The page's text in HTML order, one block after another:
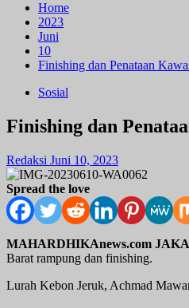
Home
2023
Juni
10
Finishing dan Penataan
Sosial
Finishing dan
Redaksi Juni 10, 2023
Spread the love
MAHARDHIKAnews.com
Barat rampung dan finishing.
Lurah Kebon Jeruk, Achmad